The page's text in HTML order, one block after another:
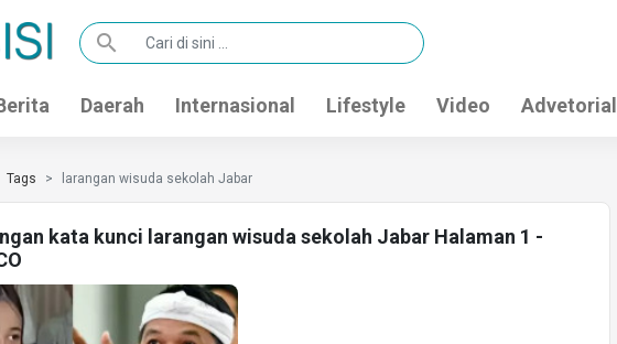
search
Daerah Internasional Lifestyle Video Advetorial
Tags larangan wisuda sekolah Jabar
kata kunci larangan wisuda sekolah Jabar Halaman 1 -